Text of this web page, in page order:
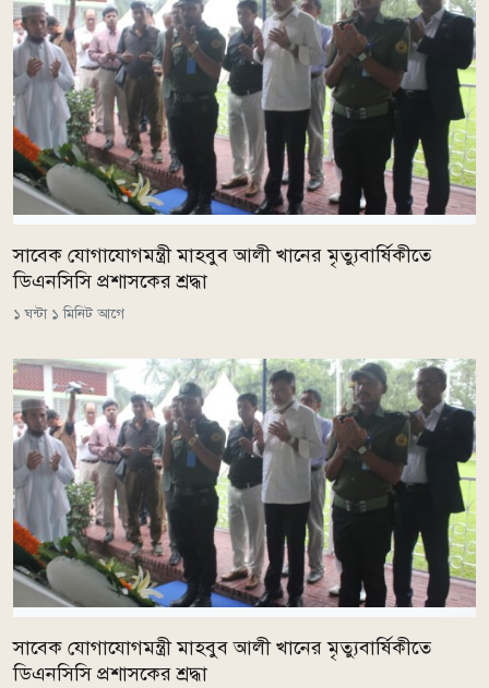
সাবেক যোগাযোগমন্ত্রী মাহবুব আলী খানের মৃত্যুবার্ষিকীতে
ডিএনসিসি প্রশাসকের শ্রদ্ধা
১ ঘন্টা ১ মিনিট আগে
সাবেক যোগাযোগমন্ত্রী মাহবুব আলী খানের মৃত্যুবার্ষিকীতে
ডিএনসিসি প্রশাসকের শ্রদ্ধা